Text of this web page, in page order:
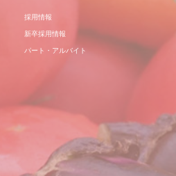
採用情報
新卒採用情報
パート・アルバイト